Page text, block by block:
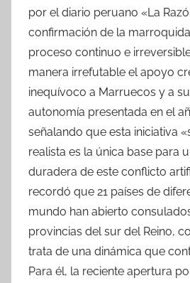
por el diario peruano «La
confirmación de la
proceso continuo e
manera irrefutable el apoyo
inequívoco a Marruecos y a
autonomía presentada en el
señalando que esta iniciativa
realista es la única base para
duradera de este conflicto
recordó que 21 países de
mundo han abierto
provincias del sur del Reino,
trata de una dinámica que
Para él, la reciente apertura